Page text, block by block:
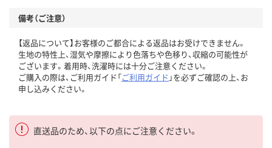
備考（ご注意）
【返品について】お客様のご都合による返品はお受けできません。
生地の特性上、湿気や摩擦により色落ちや色移り、収縮の可能性が
ございます。着用時、洗濯時には十分ご注意ください。
ご購入の際は、ご利用ガイド「ご利用ガイド 」を必ずご確認の上、お
申し込みください。
直送品のため、以下の点にご注意ください。